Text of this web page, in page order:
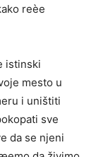
reèe
istinski
mesto u
i uništiti
sve
da se njeni